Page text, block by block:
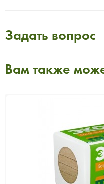
Задать вопрос
Вам также